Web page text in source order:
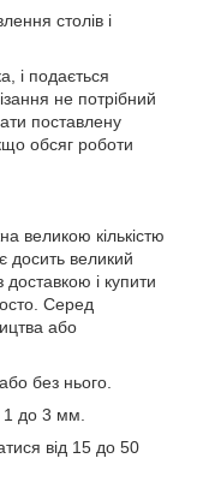
столів і
і подається
не потрібний
поставлену
обсяг роботи
великою кількістю
досить великий
і купити
Серед
або
без нього.
1 до 3 мм.
від 15 до 50